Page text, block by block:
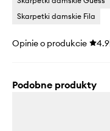
Skarpetki damskie Fila
Opinie o produkcie 4.9
Podobne produkty